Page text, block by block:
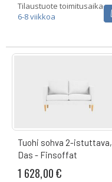
Tilaustuote toimitusaika
6-8 viikkoa
Tuohi sohva 2-istuttava,
Das - Finsoffat
1 628,00 €